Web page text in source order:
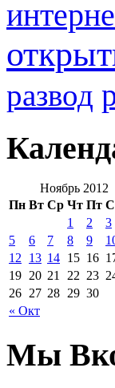
развод
Ноябрь 2012
Пн Вт Ср Чт Пт
« Окт
1 2 3
5
6 7 8 9
12 13 14 15 16
19 20 21 22 23
26 27 28 29 30
Мы